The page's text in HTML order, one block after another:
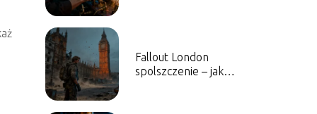
Fallout London
spolszczenie – jak